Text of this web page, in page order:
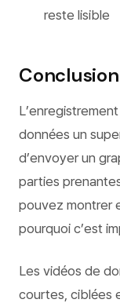
reste lisible
Conclusion
données un
d’envoyer un
parties
pouvez montrer
pourquoi c’est
Les vidéos de
courtes, ciblées